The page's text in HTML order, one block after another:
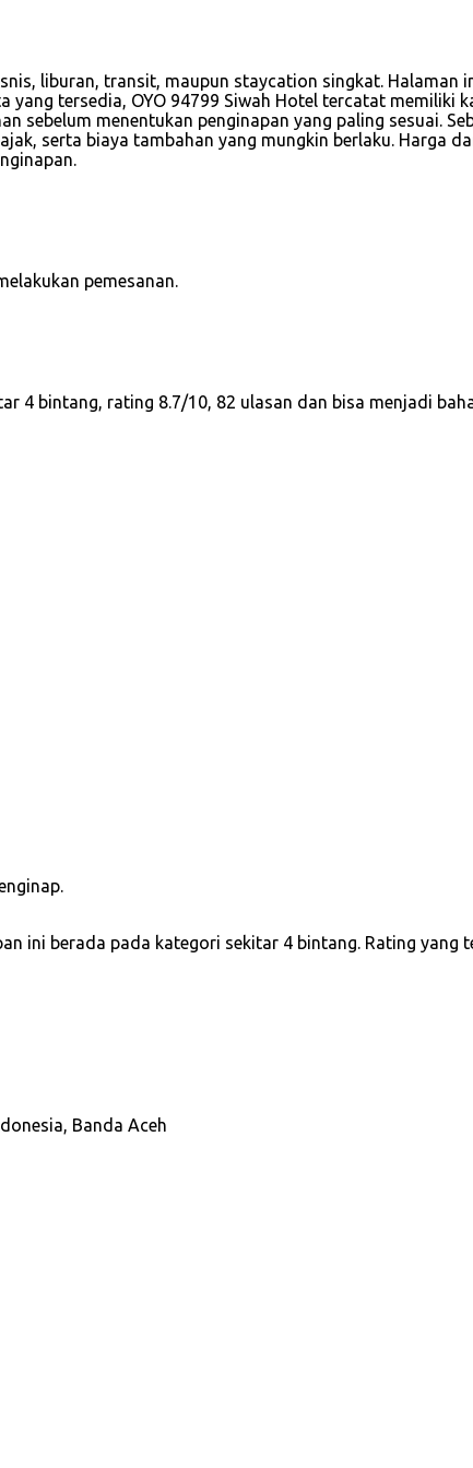
liburan, transit, maupun staycation singkat. Halaman
tersedia, OYO 94799 Siwah Hotel tercatat memiliki
menentukan penginapan yang paling sesuai.
serta biaya tambahan yang mungkin berlaku. Harga
pemesanan.
4 bintang, rating 8.7/10, 82 ulasan dan bisa menjadi
ini berada pada kategori sekitar 4 bintang. Rating
Banda Aceh